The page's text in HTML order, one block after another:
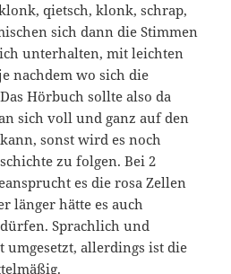
qietsch, klonk, schrap,
sich dann die Stimmen
unterhalten, mit leichten
nachdem wo sich die
Hörbuch sollte also da
sich voll und ganz auf den
sonst wird es noch
zu folgen. Bei 2
es die rosa Zellen
länger hätte es auch
Sprachlich und
allerdings ist die